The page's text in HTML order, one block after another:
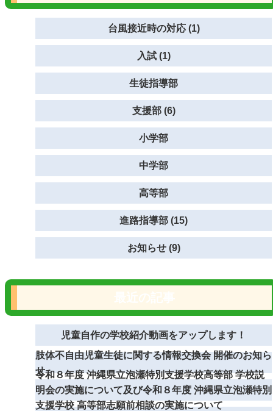
台風接近時の対応 (1)
入試 (1)
生徒指導部
支援部 (6)
小学部
中学部
高等部
進路指導部 (15)
お知らせ (9)
児童自作の学校紹介動画をアップします！
肢体不自由児童生徒に関する情報交換会 開催のお知ら
せ
令和８年度 沖縄県立泡瀬特別支援学校高等部 学校説
明会の実施について及び令和８年度 沖縄県立泡瀬特別
支援学校 高等部志願前相談の実施について